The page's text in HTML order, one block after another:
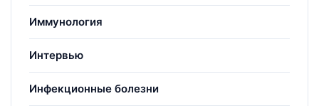
Иммунология
Интервью
Инфекционные болезни